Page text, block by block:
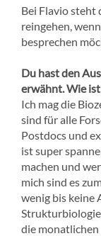
Bei Flavio steht
reingehen,
besprechen
Du hast den
erwähnt. Wie
Ich mag die
sind für alle
Postdocs und
ist super
machen und
mich sind es
wenig bis keine
die monatlichen